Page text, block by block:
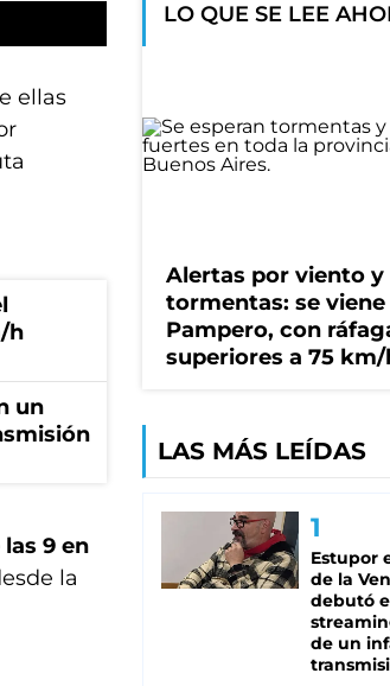
ellas
h
un
9 en
la
LO QUE SE LEE
Alertas por viento y
tormentas: se viene
Pampero, con
superiores a 75 km/
LAS MÁS LEÍDAS
Estupor
de la
debutó
de un